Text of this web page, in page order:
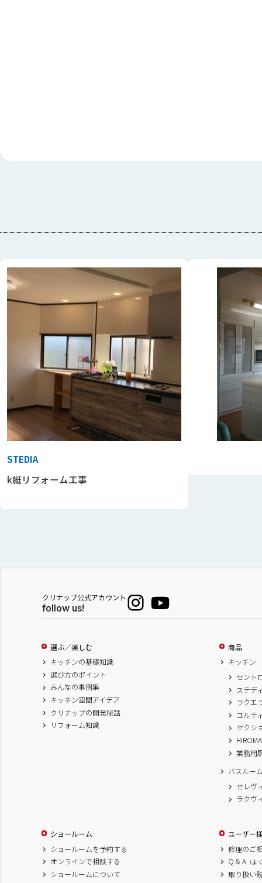
STEDIA
k艇リフォーム工事
クリナップ公式アカウント
follow us!
選ぶ／楽しむ
キッチンの基礎知識
選び方のポイント
みんなの事例集
キッチン空間アイデア
クリナップの開発秘話
リフォーム知識
商品
キッチン
セント
ステデ
ラクエ
コルテ
セクシ
HIROMA
業務用
バスルー
セレヴ
ラクヴ
ショールーム
ショールームを予約する
オンラインで相談する
ショールームについて
ユーザー
修理のご
Q & A （
取り扱い